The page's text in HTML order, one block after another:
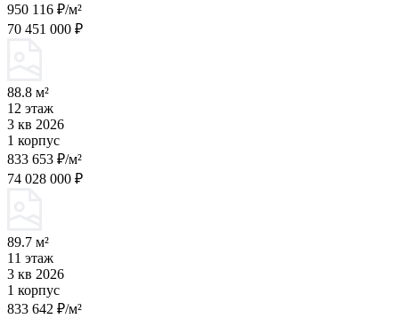
950 116 ₽/м²
70 451 000 ₽
88.8 м²
12 этаж
3 кв 2026
1 корпус
833 653 ₽/м²
74 028 000 ₽
89.7 м²
11 этаж
3 кв 2026
1 корпус
833 642 ₽/м²